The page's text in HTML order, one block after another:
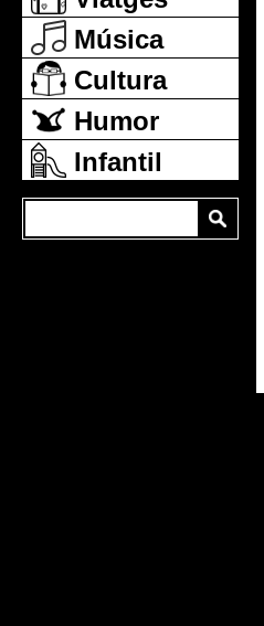
Música
Cultura
Humor
Infantil